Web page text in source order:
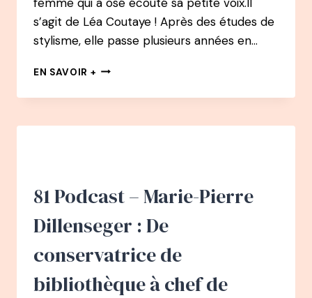
s’agit de Léa Coutaye ! Après des études de
stylisme, elle passe plusieurs années en…
EN SAVOIR + 83
–
COUTAYE
AGENT
VOYAGES,
FONDATRICE
DU
YOGASCOPE
81 Podcast – Marie-Pierre
Dillenseger : De
conservatrice de
bibliothèque à chef de